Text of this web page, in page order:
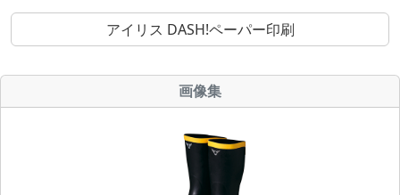
アイリス DASH!ペーパー印刷
画像集